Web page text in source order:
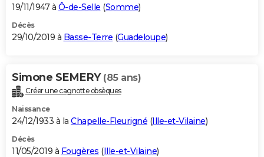
19/11/1947 à Ô-de-Selle (Somme)
Décès
29/10/2019 à Basse-Terre (Guadeloupe)
Simone SEMERY (85 ans)
Créer une cagnotte obsèques
Naissance
24/12/1933 à la Chapelle-Fleurigné (Ille-et-Vilaine)
Décès
11/05/2019 à Fougères (Ille-et-Vilaine)